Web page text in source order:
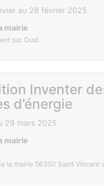
au 28 février 2025
mairie
sur Oust
Inventer
d’énergie
29 mars 2025
mairie
la mairie 56350 Saint Vincent